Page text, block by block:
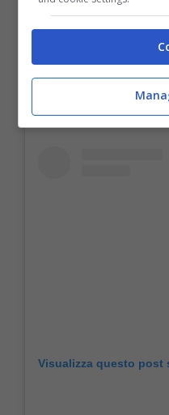
parrucchiera di
orrore dei miei figli
Visualizza questo post